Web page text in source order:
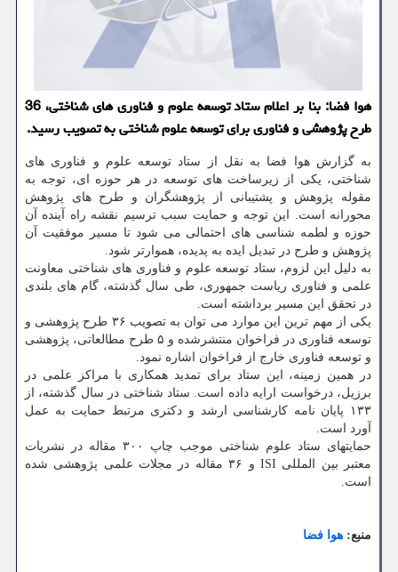
هوا فضا: بنا بر اعلام ستاد توسعه علوم و فناوری های شناختی، 36
طرح پژوهشی و فناوری برای توسعه علوم شناختی به تصویب رسید.
به گزارش هوا فضا به نقل از ستاد توسعه علوم و فناوری های
شناختی، یکی از زیرساخت های توسعه در هر حوزه ای، توجه به
مقوله پژوهش و پشتیبانی از پژوهشگران و طرح های پژوهش
محورانه است. این توجه و حمایت سبب ترسیم نقشه راه آینده آن
حوزه و لطمه شناسی های احتمالی می شود تا مسیر موفقیت آن
پژوهش و طرح در تبدیل ایده به پدیده، هموارتر شود.
به دلیل این لزوم، ستاد توسعه علوم و فناوری های شناختی معاونت
علمی و فناوری ریاست جمهوری، طی سال گذشته، گام های بلندی
در تحقق این مسیر برداشته است.
یکی از مهم ترین این موارد می توان به تصویب ۳۶ طرح پژوهشی و
توسعه فناوری در فراخوان منتشرشده و ۵ طرح مطالعاتی، پژوهشی
و توسعه فناوری خارج از فراخوان اشاره نمود.
در همین زمینه، این ستاد برای تمدید همکاری با مراکز علمی در
برزیل، درخواست ارایه داده است. ستاد شناختی در سال گذشته، از
۱۳۳ پایان نامه کارشناسی ارشد و دکتری مرتبط حمایت به عمل
آورد است.
حمایتهای ستاد علوم شناختی موجب چاپ ۳۰۰ مقاله در نشریات
معتبر بین المللی ISI و ۳۶ مقاله در مجلات علمی پژوهشی شده
است.
منبع: هوا فضا